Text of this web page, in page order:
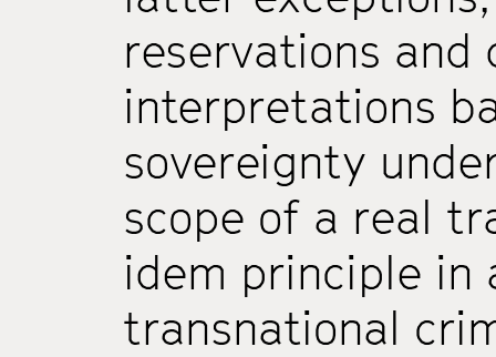
reservations and
interpretations
sovereignty
scope of a real
idem principle in
transnational